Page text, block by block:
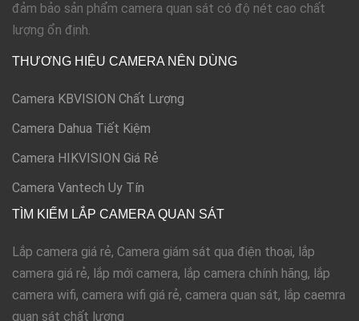
đảm bảo sản phẩm camera quan sát có độ nét cao chất
lượng ổn định.
THƯƠNG HIỆU CAMERA NÊN DÙNG
Camera KBVISION Chất Lượng
Camera Dahua Tiết Kiệm
Camera HIKVISION Giá Rẻ
Camera Vantech Uy Tín
TÌM KIẾM LẮP CAMERA QUAN SÁT
Lắp camera giá rẻ, Camera giám sát qua điện thoại, lắp
camera giá rẻ, lắp mới camera, lắp camera chính hãng, lắp
camera wifi, camera wifi giá rẻ, camera quan sát, lắp caemra
quan sát chất lượng